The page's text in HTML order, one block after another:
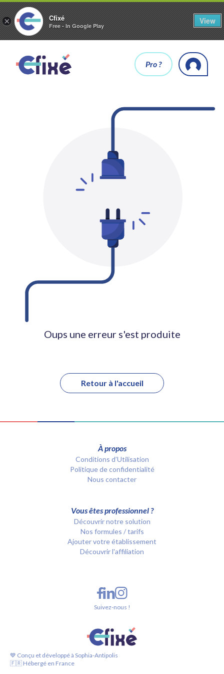
× Cfixé
Free - In Google Play
View
Pro ?
Oups une erreur s'est produite
Retour à l'accueil
À propos
Conditions d’Utilisation
Politique de confidentialité
Nous contacter
Vous êtes professionnel ?
Découvrir notre solution
Nos formules / tarifs
Ajouter votre établissement
Découvrir l'affiliation
💙 Conçu et développé à Sophia-Antipolis
🇫🇷 Hébergé en France
Suivez-nous !